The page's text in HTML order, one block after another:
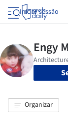
Iniciar sessão
Organizar